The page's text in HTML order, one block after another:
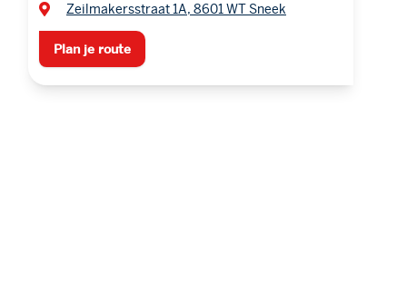
Zeilmakersstraat 1A, 8601 WT Sneek
Plan je route